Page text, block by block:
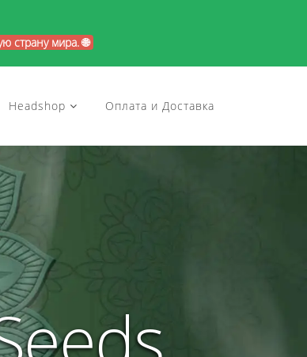
страну мира. 🌐
Headshop Оплата и Доставка